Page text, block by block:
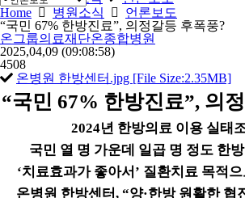
Home
병원소식
언론보도
“국민 67% 한방진료”, 의정갈등 후폭풍?
온그룹의료재단온종합병원
2025,04,09 (09:08:58)
4508
온병원 한방센터.jpg [File Size:2.35MB]
“국민 67% 한방진료”, 의
2024년 한방의료 이용 실태
국민 열 명 가운데 일곱 명 정도 한
‘치료효과가 좋아서 ’ 질환치료 목적
온병원 한방센터, “양·한방 원활한 협